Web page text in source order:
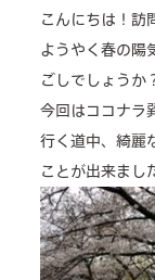
こんにちは！
ようやく春の陽
ごしでしょうか
今回はココナラ
行く道中、綺麗
ことが出来まし